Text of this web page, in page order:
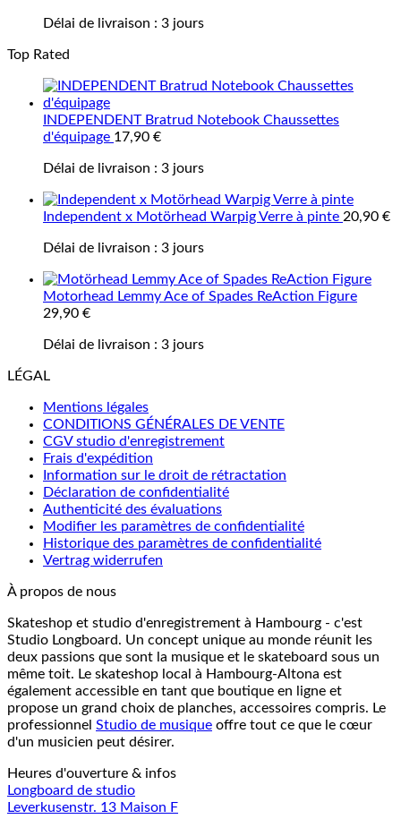
Délai de livraison : 3 jours
Top Rated
INDEPENDENT Bratrud Notebook Chaussettes
d'équipage 17,90 €
Délai de livraison : 3 jours
Independent x Motörhead Warpig Verre à pinte 20,90 €
Délai de livraison : 3 jours
Motorhead Lemmy Ace of Spades ReAction Figure
29,90 €
Délai de livraison : 3 jours
LÉGAL
Mentions légales
CONDITIONS GÉNÉRALES DE VENTE
CGV studio d'enregistrement
Frais d'expédition
Information sur le droit de rétractation
Déclaration de confidentialité
Authenticité des évaluations
Modifier les paramètres de confidentialité
Historique des paramètres de confidentialité
Vertrag widerrufen
À propos de nous
Skateshop et studio d'enregistrement à Hambourg - c'est
Studio Longboard. Un concept unique au monde réunit les
deux passions que sont la musique et le skateboard sous un
même toit. Le skateshop local à Hambourg-Altona est
également accessible en tant que boutique en ligne et
propose un grand choix de planches, accessoires compris. Le
professionnel Studio de musique offre tout ce que le cœur
d'un musicien peut désirer.
Heures d'ouverture & infos
Longboard de studio
Leverkusenstr. 13 Maison F